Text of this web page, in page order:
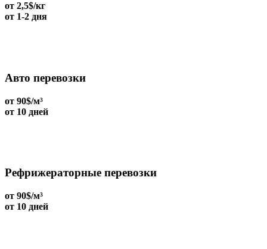
от 2,5$/кг
от 1-2 дня
Авто перевозки
от 90$/м³
от 10 дней
Рефрижераторные перевозки
от 90$/м³
от 10 дней